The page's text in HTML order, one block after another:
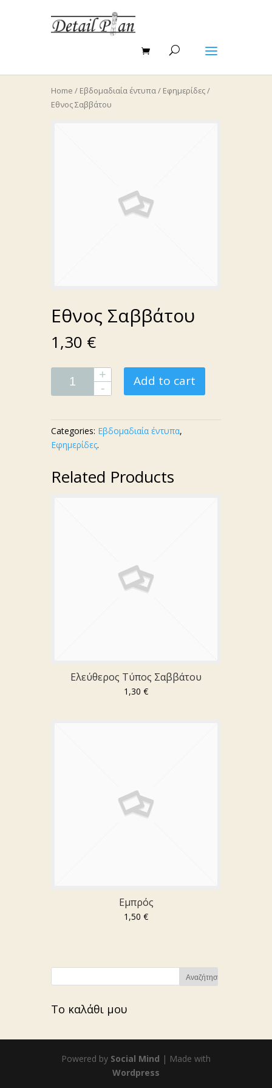
Home / Εβδομαδιαία έντυπα/ Εφημερίδες/
Εθνος Σαββάτου
Εθνος Σαββάτου
1,30 €
Add to cart
Categories: Εβδομαδιαία έντυπα,
Εφημερίδες.
Related Products
Ελεύθερος Τύπος Σαββάτου
1,30 €
Εμπρός
1,50 €
Το καλάθι μου
Powered by Social Mind | Made with
Wordpress